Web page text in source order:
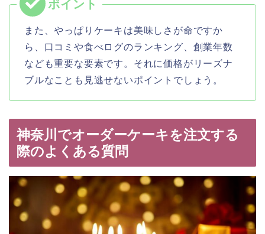
また、やっぱりケーキは美味しさが命ですか
ら、口コミや食べログのランキング、創業年数
なども重要な要素です。それに価格がリーズナ
ブルなことも見逃せないポイントでしょう。
神奈川でオーダーケーキを注文する
際のよくある質問